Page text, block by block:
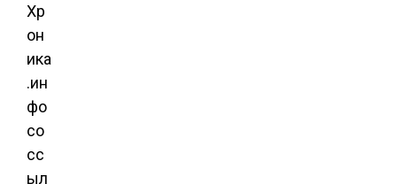
Хр
он
ика
.ин
фо
со
сс
ыл